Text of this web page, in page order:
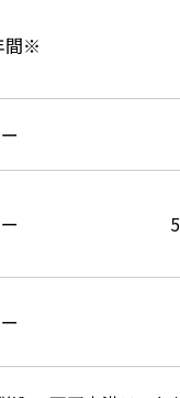
間※
ー
ー
ー